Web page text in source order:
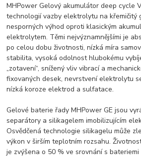
MHPower Gelový akumulátor deep cycle
technologií vazby elektrolytu na křemičitý
nesporných výhod oproti klasickým
elektrolytem. Těmi nejvýznamnějšími je
po celou dobu životnosti, nízká míra
stabilita, vysoká odolnost hlubokému
„zotavení“, snížený vliv vibrací a
fixovaných desek, nevrstvení elektrolytu
nízká koroze elektrod a sulfatace.
Gelové baterie řady MHPower GE jsou
separátory a silikagelem imobilizujícím
Osvědčená technologie silikagelu může
výkon v širším teplotním rozsahu.
je zvýšena o 50 % ve srovnání s bateriemi